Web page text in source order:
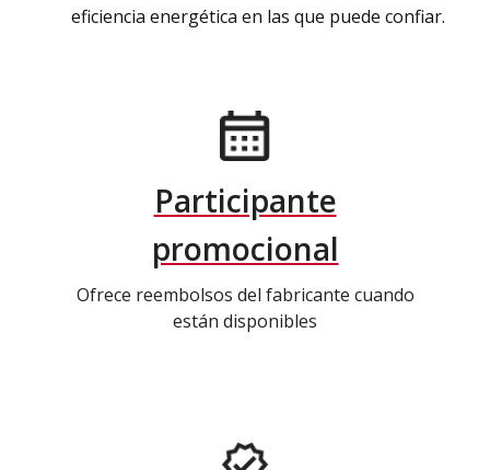
eficiencia energética en las que puede confiar.
Participante
promocional
Ofrece reembolsos del fabricante cuando
están disponibles